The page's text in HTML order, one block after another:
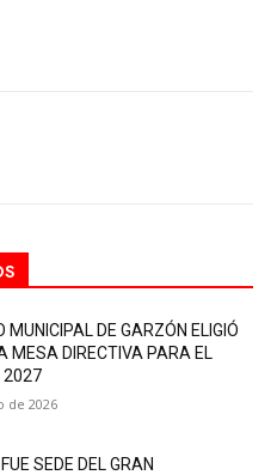
MUNICIPAL DE GARZÓN ELIGIÓ
MESA DIRECTIVA PARA EL
2027
de 2026
SEDE DEL GRAN